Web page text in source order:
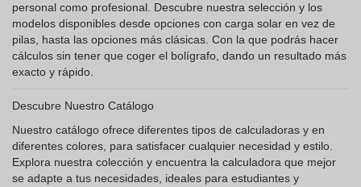
personal como profesional. Descubre nuestra selección y los
modelos disponibles desde opciones con carga solar en vez de
pilas, hasta las opciones más clásicas. Con la que podrás hacer
cálculos sin tener que coger el bolígrafo, dando un resultado más
exacto y rápido.
Descubre Nuestro Catálogo
Nuestro catálogo ofrece diferentes tipos de calculadoras y en
diferentes colores, para satisfacer cualquier necesidad y estilo.
Explora nuestra colección y encuentra la calculadora que mejor
se adapte a tus necesidades, ideales para estudiantes y